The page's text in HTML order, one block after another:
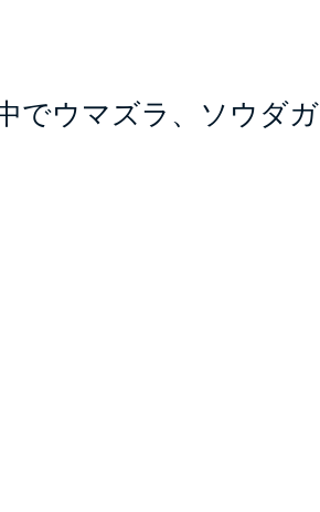
でウマズラ、ソウダガ